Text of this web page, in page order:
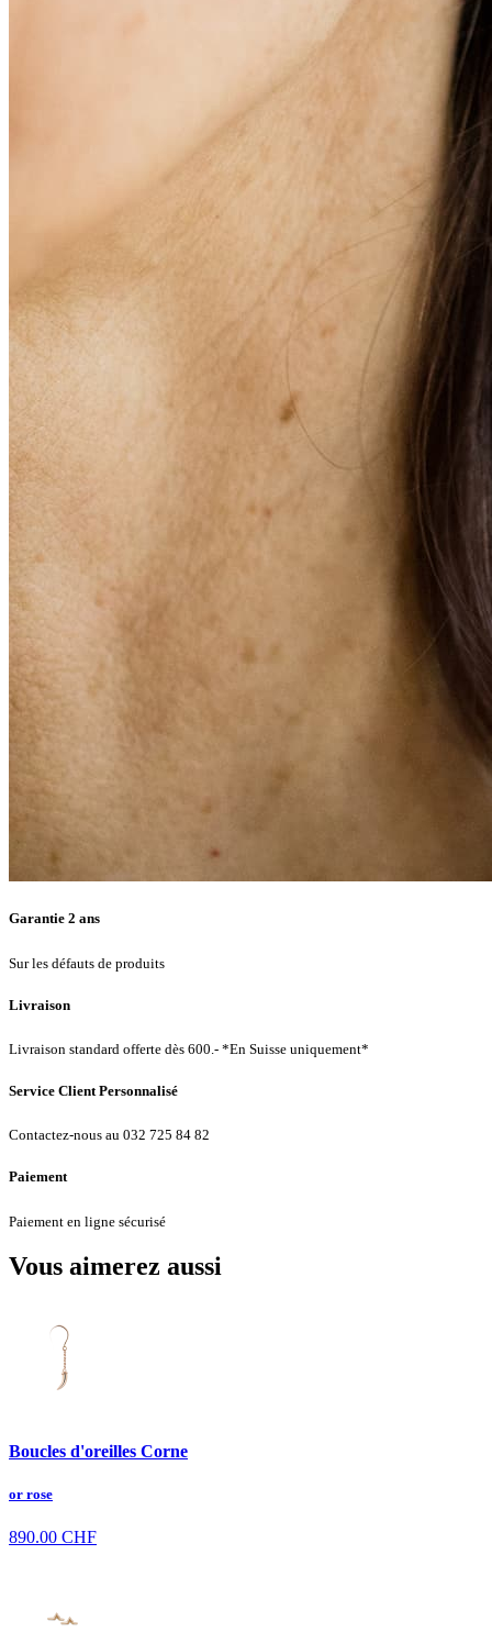
Garantie 2 ans
Sur les défauts de produits
Livraison
Livraison standard offerte dès 600.- *En Suisse uniquement*
Service Client Personnalisé
Contactez-nous au 032 725 84 82
Paiement
Paiement en ligne sécurisé
Vous aimerez aussi
Boucles d'oreilles Corne
or rose
890.00 CHF